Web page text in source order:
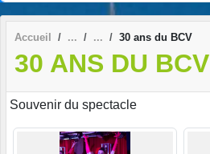
Accueil 30 ans du BCV
30 ANS DU BCV
Souvenir du spectacle